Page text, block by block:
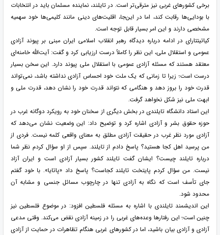
برخی کشورهای غربی نیز مترقی‌تر است. در تایلند، نماینده مسلمان باید در انتخابات
با بودایی‌ها رقابت کند، اما در این‌جا، اقلیت‌های دینی مانند کلیمی‌ها خود سهمیه
مشخصی دارند و این امر بسیار قابل توجه است.
کیاتیتتارای در ادامه درباره دیدگاه رهبر انقلاب اسلامی ایران مبنی بر پیوند آزادی
عمومی و استقلال ملی، این نظر را کاملاً درست ارزیابی کرد و گفت: آیت‌الله خامنه‌ای
معتقد هستند که مسئله آزادی عمومی با استقلال ملی پیوند دارد. این سخن بسیار
درست است؛ زیرا تا زمانی که یک ملت خود احساس آزادی نداشته باشد، نمی‌تواند
قدرت خود را بروز دهد و هنگامی که نتواند قدرت خود را نشان دهد، قدرت ملی و
ابهت ملی نیز شکل نخواهد گرفت.
این استاد دانشگاه‌ تایلندی در بخش دیگری از سخنان خود به رویکرد دوگانه غرب در
حوزه حقوق بشر و آزادی اشاره کرد و توضیح داد: این وضعیت نشان می‌دهد که
آزادی مورد نظر غرب در حقیقت آزادی مطلق به معنای واقعی کلمه نیست. فردی از
من پرسید اهل کجا هستید؟ پاسخ دادم از تایلند. سپس از او سؤال کردم نظر شما
درباره تایلند چیست؟ ایشان گفت تایلند کشور بسیار آزادی است و ایران آزاد
نیست. من سؤال کردم پایتخت تایلند کجاست؟ پاسخ داد «پاتایا». با خود گفتم
جای تأسف است که نگاه به آزادی تنها در چارچوب مسائل جنسی و مشابه آن
محدود شود.
این اندیشمند تایلندی با اشاره به مسئله فلسطین افزود: در موضوع فلسطین نیز
چنین است؛ این رفتارها وعده‌های غربی را در زمینه آزادی نقض می‌کند. وقتی مدعی
آزادی و آزادی بیان باشید، اما در کشورهای غربی هنگام تظاهرات در حمایت از آزادی